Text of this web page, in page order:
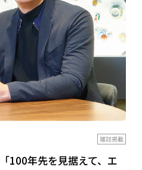
雑誌掲載
「100年先を見据えて、エ